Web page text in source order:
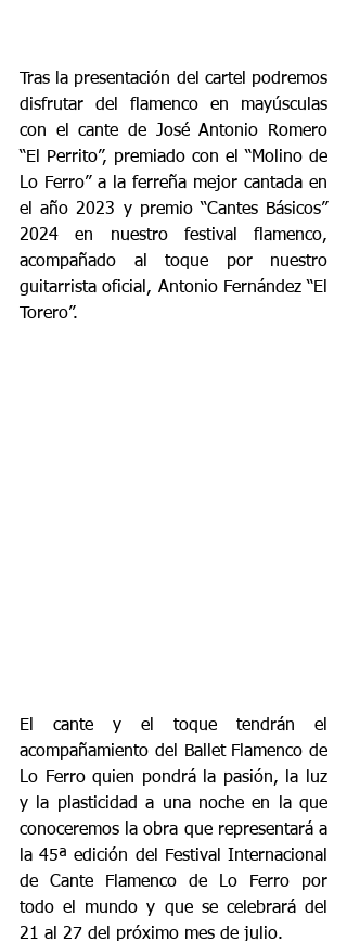
Tras la presentación del cartel podremos
disfrutar del flamenco en mayúsculas
con el cante de José Antonio Romero
“El Perrito”, premiado con el “Molino de
Lo Ferro” a la ferreña mejor cantada en
el año 2023 y premio “Cantes Básicos”
2024 en nuestro festival flamenco,
acompañado al toque por nuestro
guitarrista oficial, Antonio Fernández “El
Torero”.
El cante y el toque tendrán el
acompañamiento del Ballet Flamenco de
Lo Ferro quien pondrá la pasión, la luz
y la plasticidad a una noche en la que
conoceremos la obra que representará a
la 45ª edición del Festival Internacional
de Cante Flamenco de Lo Ferro por
todo el mundo y que se celebrará del
21 al 27 del próximo mes de julio.